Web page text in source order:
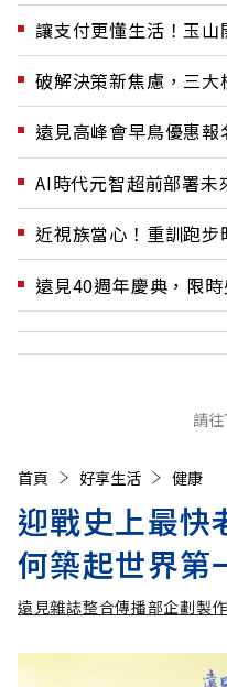
讓支付更懂生活！玉山
破解決策新焦慮，三大
遠見高峰會早鳥優惠報
AI時代元智超前部署未
近視族當心！重訓跑步
遠見40週年慶典，限
請
首頁 好享生活 健康
迎戰史上最快
何築起世界第
遠見雜誌整合傳播部企劃製作